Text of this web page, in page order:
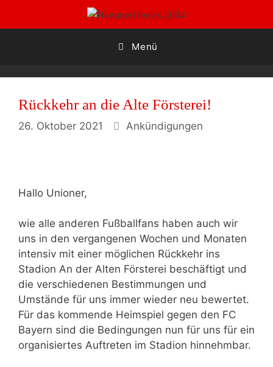
Menü
Rückkehr an die Alte Försterei!
26. Oktober 2021 Kategorien
Ankündigungen
Hallo Unioner,
wie alle anderen Fußballfans haben auch wir
uns in den vergangenen Wochen und Monaten
intensiv mit einer möglichen Rückkehr ins
Stadion An der Alten Försterei beschäftigt und
die verschiedenen Bestimmungen und
Umstände für uns immer wieder neu bewertet.
Für das kommende Heimspiel gegen den FC
Bayern sind die Bedingungen nun für uns für ein
organisiertes Auftreten im Stadion hinnehmbar.